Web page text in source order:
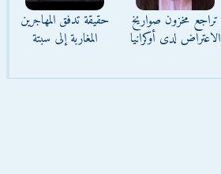
تراجع مخزون صواريخ
الاعتراض لدى أوكرانيا
حقيقة تدفق المهاجرين
المغاربة إلى سبتة